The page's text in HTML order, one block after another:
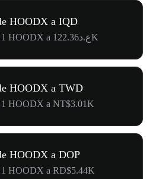
HOODX a IQD
Conversión de 1 HOODX a ع.د122.36K
HOODX a TWD
1 HOODX a NT$3.01K
HOODX a DOP
1 HOODX a RD$5.44K